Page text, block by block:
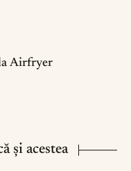
Airfryer
și acestea